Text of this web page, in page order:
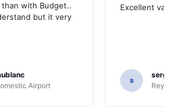
with Budget..
but it very
Airport
Excellent
s